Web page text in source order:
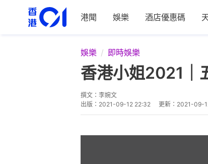
港聞 娛樂 酒店優惠碼
娛樂 即時娛樂
香港小姐2021｜
撰文： 李婉文
出版： 2021-09-12 22:32 更新： 2021-09-